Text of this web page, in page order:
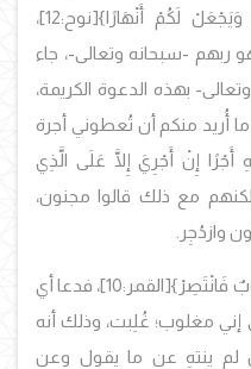
لَكُمْ أَنْهَارًا}
[نوح:12]،
ربهم -سبحانه وتعالى-، جاء
بهذه الدعوة الكريمة،
أُريد منكم أن تُعطوني أجرة
أَجْرًا إِنْ أَجْرِيَ إِلَّا عَلَى الَّذِي
ولكنهم مع ذلك قالوا مجنون،
وازدُجِر.
فَانْتَصِرْ}
[القمر:10]، فدعا أي
إني مغلوب؛ غُلِبت، وذلك أنه
ينتهِ عن ما يقول وعن